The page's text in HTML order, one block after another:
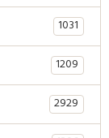
1031
1209
2929